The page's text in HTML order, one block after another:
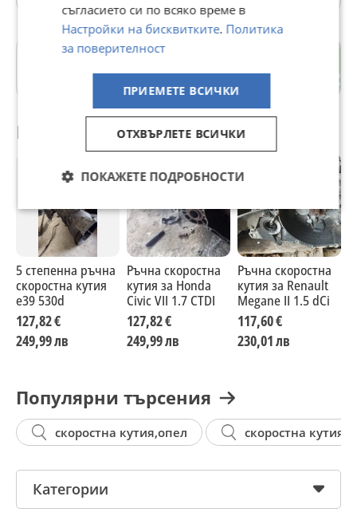
Кайсиева градина
гр. Варна
Препоръчани за теб
5 степенна ръчна
скоростна кутия
е39 530d
127,82 €
249,99 лв
Ръчна скоростна
кутия за Honda
Civic VII 1.7 CTDI
127,82 €
249,99 лв
Ръчна скоростна
кутия за Renault
Megane II 1.5 dCi
117,60 €
230,01 лв
Популярни търсения
скоростна кутия,опел скоростна кутия
Категории
съгласието си по всяко време в
Настройки на бисквитките. Политика
за поверителност
ПРИЕМЕТЕ ВСИЧКИ
ОТХВЪРЛЕТЕ ВСИЧКИ
ПОКАЖЕТЕ ПОДРОБНОСТИ